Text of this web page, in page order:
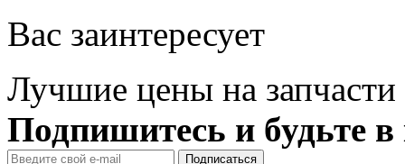
Вас заинтересует
Лучшие цены на запчасти
Подпишитесь и будьте в